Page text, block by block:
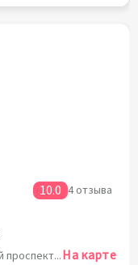
Краснодарский край, Анапа, Пионерский проспект, 70ГНа карте
10.0 4 отзыва